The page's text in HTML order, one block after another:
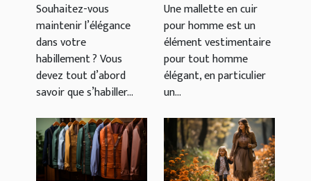
élégance
Souhaitez-vous
maintenir l’élégance
dans votre
habillement ? Vous
devez tout d’abord
savoir que s’habiller...
homme
d'affaires et
plus
Une mallette en cuir
pour homme est un
élément vestimentaire
pour tout homme
élégant, en particulier
un...